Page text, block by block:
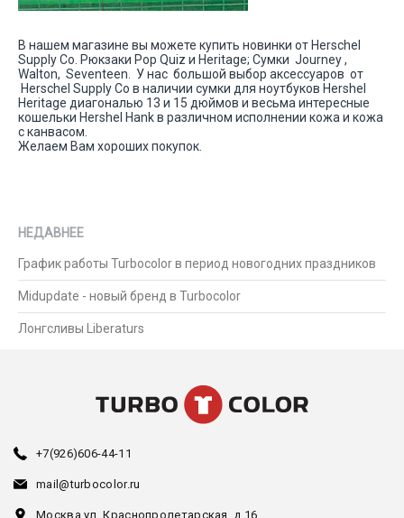
В нашем магазине вы можете купить новинки от Herschel
Supply Co. Рюкзаки Pop Quiz и Heritage; Сумки Journey ,
Walton, Seventeen. У нас большой выбор аксессуаров от
Herschel Supply Co в наличии сумки для ноутбуков Hershel
Heritage диагональю 13 и 15 дюймов и весьма интересные
кошельки Hershel Hank в различном исполнении кожа и кожа
с канвасом.
Желаем Вам хороших покупок.
НЕДАВНЕЕ
График работы Turbocolor в период новогодних праздников
Midupdate - новый бренд в Turbocolor
Лонгсливы Liberaturs
+7(926)606-44-11
mail@turbocolor.ru
Москва,ул. Краснопролетарская, д.16